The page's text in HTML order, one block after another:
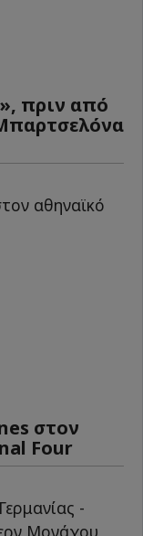
πριν από
στον
Four